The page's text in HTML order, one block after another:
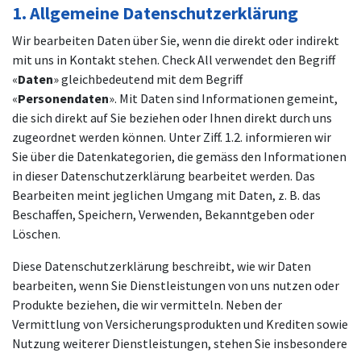
1. Allgemeine Datenschutzerklärung
Wir bearbeiten Daten über Sie, wenn die direkt oder indirekt
mit uns in Kontakt stehen. Check All verwendet den Begriff
«Daten» gleichbedeutend mit dem Begriff
«Personendaten». Mit Daten sind Informationen gemeint,
die sich direkt auf Sie beziehen oder Ihnen direkt durch uns
zugeordnet werden können. Unter Ziff. 1.2. informieren wir
Sie über die Datenkategorien, die gemäss den Informationen
in dieser Datenschutzerklärung bearbeitet werden. Das
Bearbeiten meint jeglichen Umgang mit Daten, z. B. das
Beschaffen, Speichern, Verwenden, Bekanntgeben oder
Löschen.
Diese Datenschutzerklärung beschreibt, wie wir Daten
bearbeiten, wenn Sie Dienstleistungen von uns nutzen oder
Produkte beziehen, die wir vermitteln. Neben der
Vermittlung von Versicherungsprodukten und Krediten sowie
Nutzung weiterer Dienstleistungen, stehen Sie insbesondere